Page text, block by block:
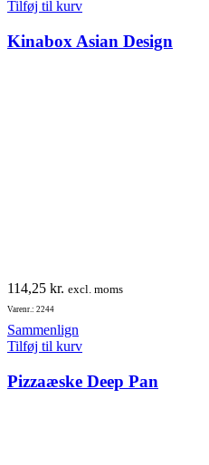
Tilføj til kurv
Kinabox Asian Design
114,25 kr. excl. moms
Varenr.: 2244
Sammenlign
Tilføj til kurv
Pizzaæske Deep Pan